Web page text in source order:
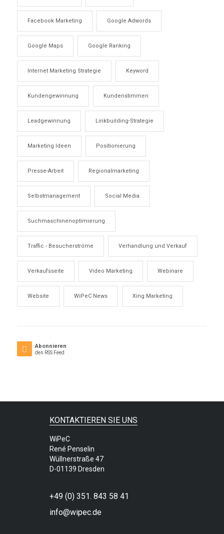
Facebook Marketing Google Adwords
Google Maps Google Ranking
Internet Marketing Strategie Keyword
Kundengewinnung Kundenstimmen
Leadgewinnung Linkbuilding-Strategie
Marketing Ideen Positionierung
Presse-Arbeit Regionalmarketing
Selbstmanagement Social Media
Suchmaschinenoptimierung
Traffic - Besucherströme Verhandlung und Verkauf
Verkaufsseite Video Marketing Webinare
Website WiPeC News Xing Marketing
Abonnieren
den RSS Feed
KONTAKTIEREN SIE UNS
WiPeC
René Penselin
Wüllnerstraße 47
D-01139 Dresden
+49 (0) 351. 843 58 41
info@wipec.de